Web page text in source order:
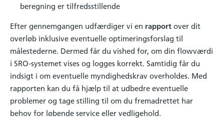
beregning er tilfredsstillende
Efter gennemgangen udfærdiger vi en rapport over dit
overløb inklusive eventuelle optimeringsforslag til
målestederne. Dermed får du vished for, om din flowværdi
i SRO-systemet vises og logges korrekt. Samtidig får du
indsigt i om eventuelle myndighedskrav overholdes. Med
rapporten kan du få hjælp til at udbedre eventuelle
problemer og tage stilling til om du fremadrettet har
behov for løbende service eller vedligehold.